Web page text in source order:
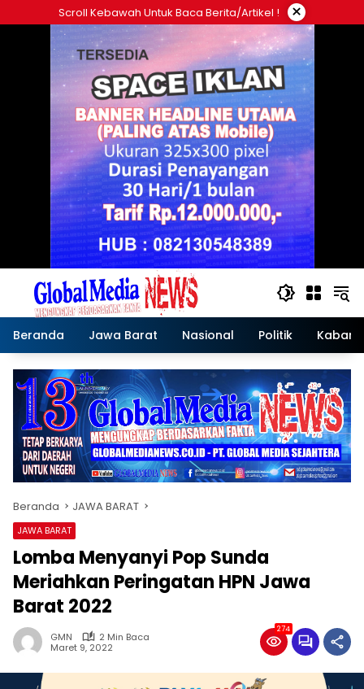
ke
Scroll Kebawah Untuk Baca Berita/artikel ! ×
Beranda Jawa Barat Nasional Politik Kabar
Beranda JAWA BARAT
JAWA BARAT
Lomba Menyanyi Pop Sunda
Meriahkan Peringatan HPN Jawa
Barat 2022
GMN
2 Min Baca
Maret 9, 2022
274